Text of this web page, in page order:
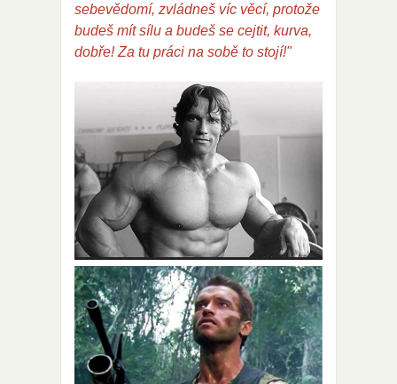
sebevědomí, zvládneš víc věcí, protože
budeš mít sílu a budeš se cejtit, kurva,
dobře! Za tu práci na sobě to stojí!"